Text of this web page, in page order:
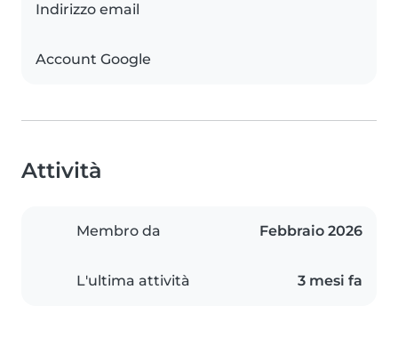
Indirizzo email
Account Google
Attività
Membro da Febbraio 2026
L'ultima attività 3 mesi fa